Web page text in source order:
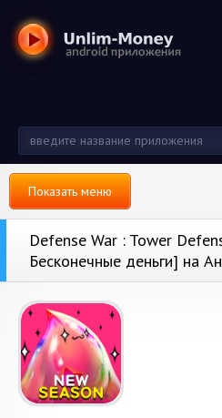
Показать меню
Defense War : Tower
Бесконечные деньги] на